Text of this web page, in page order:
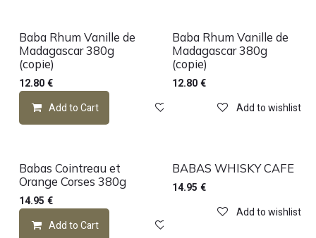
Baba Rhum Vanille de
Madagascar 380g
(copie)
12.80€
Add to Cart
Add to wishlist
Baba Rhum Vanille de
Madagascar 380g
(copie)
12.80€
Add to wishlist
Babas Cointreau et
Orange Corses 380g
14.95 €
Add to Cart
BABAS WHISKY CAFE
14.95 €
Add to wishlist